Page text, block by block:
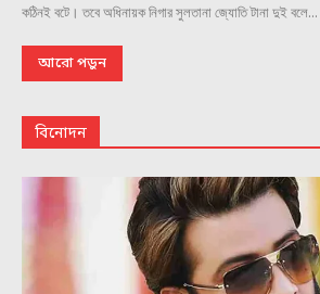
কঠিনই বটে। তবে অধিনায়ক নিগার সুলতানা জ্যোতি টানা দুই বলে...
আরো পড়ুন
বিনোদন